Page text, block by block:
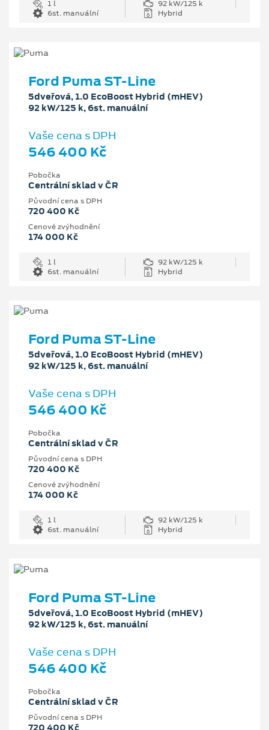
1 l
92 kW/125 k
6st. manuální
Hybrid
Ford Puma ST-Line
5dveřová, 1.0 EcoBoost Hybrid (mHEV)
92 kW/125 k, 6st. manuální
Vaše cena s DPH
546 400 Kč
Pobočka
Centrální sklad v ČR
Původní cena s DPH
720 400 Kč
Cenové zvýhodnění
174 000 Kč
1 l
92 kW/125 k
6st. manuální
Hybrid
Ford Puma ST-Line
5dveřová, 1.0 EcoBoost Hybrid (mHEV)
92 kW/125 k, 6st. manuální
Vaše cena s DPH
546 400 Kč
Pobočka
Centrální sklad v ČR
Původní cena s DPH
720 400 Kč
Cenové zvýhodnění
174 000 Kč
1 l
92 kW/125 k
6st. manuální
Hybrid
Ford Puma ST-Line
5dveřová, 1.0 EcoBoost Hybrid (mHEV)
92 kW/125 k, 6st. manuální
Vaše cena s DPH
546 400 Kč
Pobočka
Centrální sklad v ČR
Původní cena s DPH